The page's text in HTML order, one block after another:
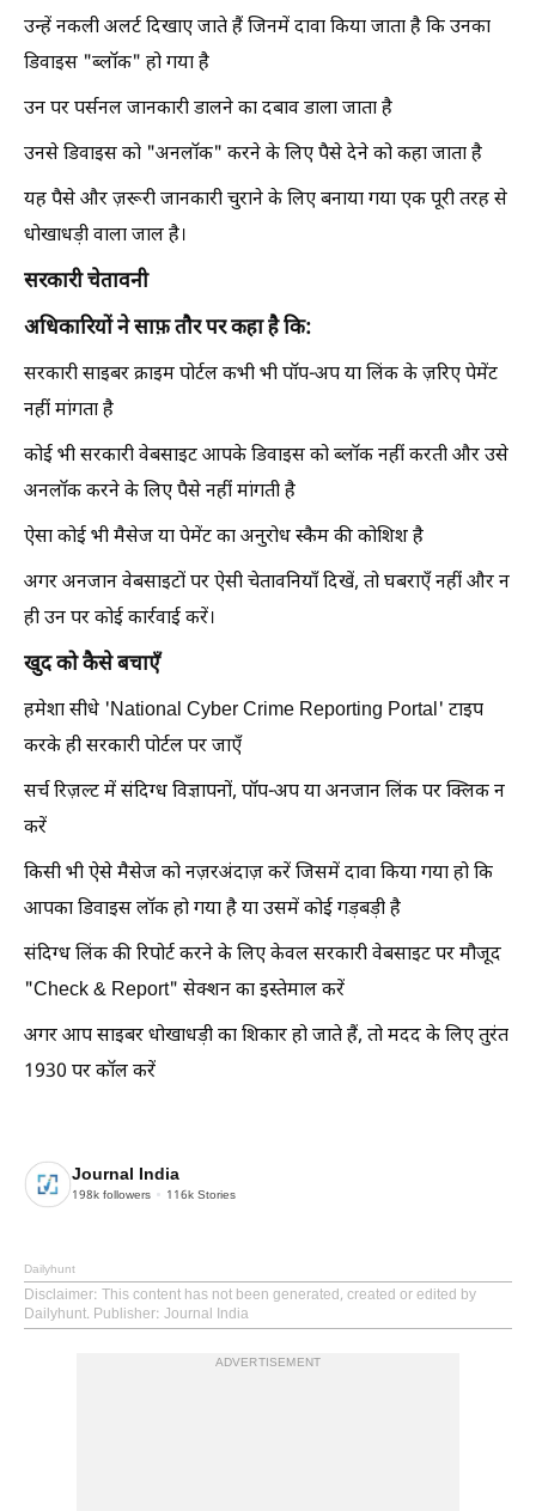
उन्हें नकली अलर्ट दिखाए जाते हैं जिनमें दावा किया जाता है कि उनका
डिवाइस "ब्लॉक" हो गया है
उन पर पर्सनल जानकारी डालने का दबाव डाला जाता है
उनसे डिवाइस को "अनलॉक" करने के लिए पैसे देने को कहा जाता है
यह पैसे और ज़रूरी जानकारी चुराने के लिए बनाया गया एक पूरी तरह से
धोखाधड़ी वाला जाल है।
सरकारी चेतावनी
अधिकारियों ने साफ़ तौर पर कहा है कि:
सरकारी साइबर क्राइम पोर्टल कभी भी पॉप-अप या लिंक के ज़रिए पेमेंट
नहीं मांगता है
कोई भी सरकारी वेबसाइट आपके डिवाइस को ब्लॉक नहीं करती और उसे
अनलॉक करने के लिए पैसे नहीं मांगती है
ऐसा कोई भी मैसेज या पेमेंट का अनुरोध स्कैम की कोशिश है
अगर अनजान वेबसाइटों पर ऐसी चेतावनियाँ दिखें, तो घबराएँ नहीं और न
ही उन पर कोई कार्रवाई करें।
खुद को कैसे बचाएँ
हमेशा सीधे 'National Cyber ​​Crime Reporting Portal' टाइप
करके ही सरकारी पोर्टल पर जाएँ
सर्च रिज़ल्ट में संदिग्ध विज्ञापनों, पॉप-अप या अनजान लिंक पर क्लिक न
करें
किसी भी ऐसे मैसेज को नज़रअंदाज़ करें जिसमें दावा किया गया हो कि
आपका डिवाइस लॉक हो गया है या उसमें कोई गड़बड़ी है
संदिग्ध लिंक की रिपोर्ट करने के लिए केवल सरकारी वेबसाइट पर मौजूद
"Check & Report" सेक्शन का इस्तेमाल करें
अगर आप साइबर धोखाधड़ी का शिकार हो जाते हैं, तो मदद के लिए तुरंत
1930 पर कॉल करें
Journal India
198k followers 116k Stories
Dailyhunt
Disclaimer: This content has not been generated, created or edited by
Dailyhunt. Publisher: Journal India
ADVERTISEMENT